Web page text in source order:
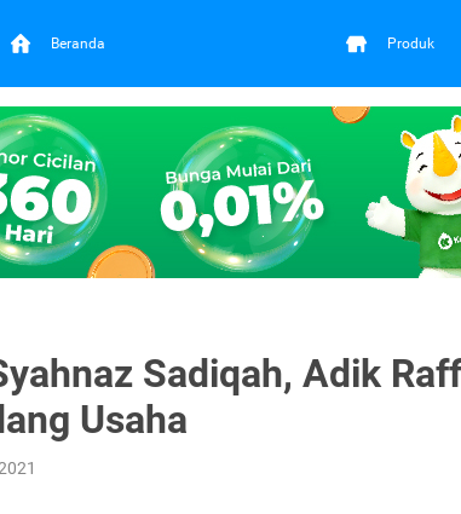
Beranda Produk
Sadiqah, Adik
Usaha